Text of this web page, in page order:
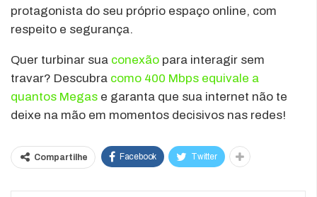
protagonista do seu próprio espaço online, com
respeito e segurança.
Quer turbinar sua conexão para interagir sem
travar? Descubra como 400 Mbps equivale a
quantos Megas e garanta que sua internet não te
deixe na mão em momentos decisivos nas redes!
Compartilhe Facebook Twitter